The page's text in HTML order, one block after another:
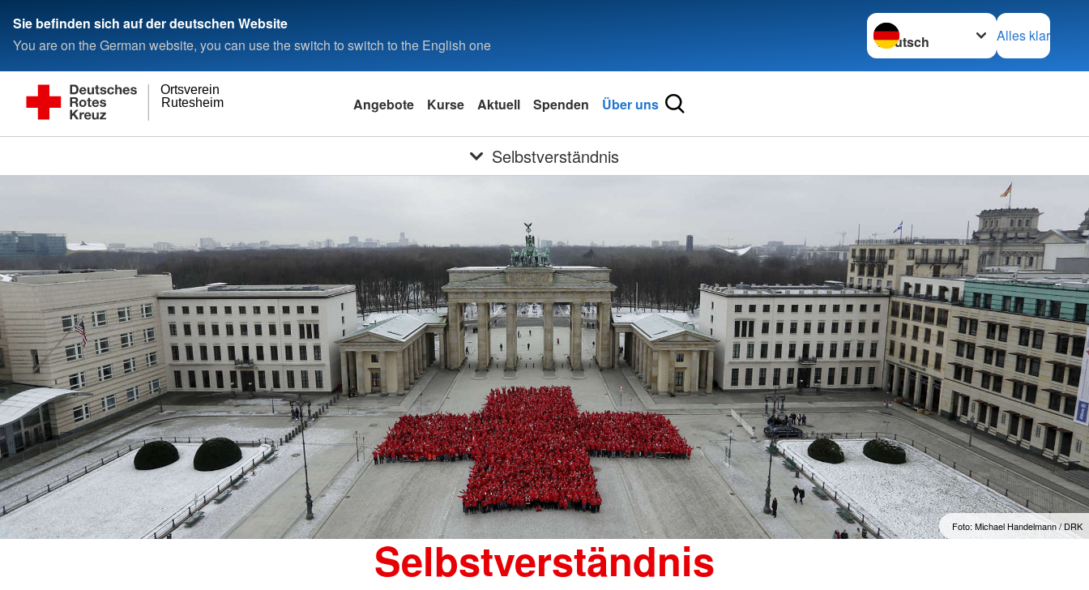
Sie befinden sich auf der deutschen Website
You are on the German website, you can use the switch to switch to the English one
Sprache wechseln zu
Alles klar
Rutesheim
Ortsverein
Angebote Kurse Aktuell Spenden Über uns
Selbstverständnis
Foto: Michael Handelmann / DRK
Selbstverständnis